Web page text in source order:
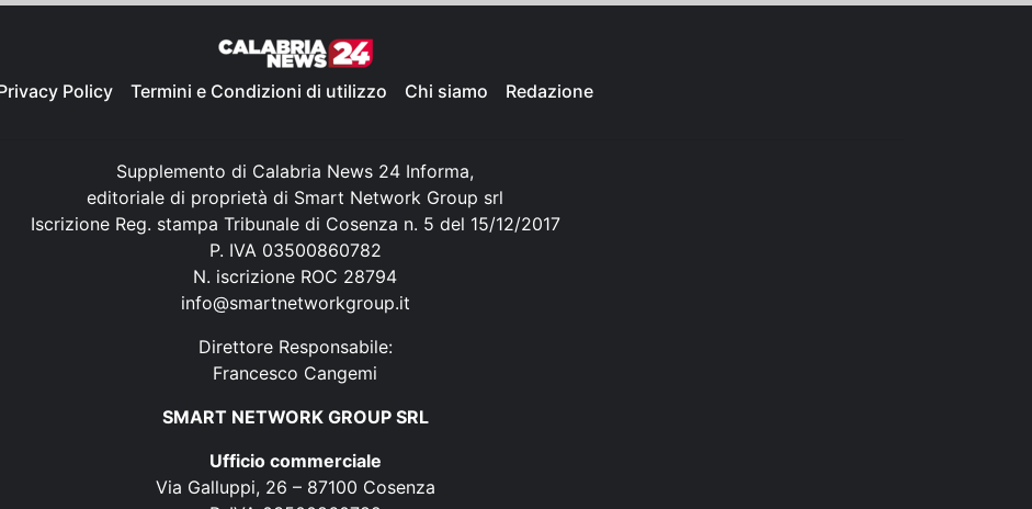
Policy Termini e Condizioni di utilizzo Chi siamo Redazione
Supplemento di Calabria News 24 Informa,
editoriale di proprietà di Smart Network Group srl
Iscrizione Reg. stampa Tribunale di Cosenza n. 5 del 15/12/2017
P. IVA 03500860782
N. iscrizione ROC 28794
info@smartnetworkgroup.it
Direttore Responsabile:
Francesco Cangemi
SMART NETWORK GROUP SRL
Ufficio commerciale
Via Galluppi, 26 – 87100 Cosenza